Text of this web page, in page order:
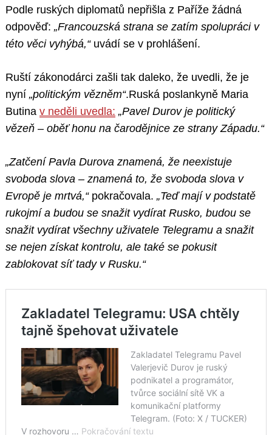
Podle ruských diplomatů nepřišla z Paříže žádná
odpověď: „Francouzská strana se zatím spolupráci v
této věci vyhýbá,“ uvádí se v prohlášení.
Ruští zákonodárci zašli tak daleko, že uvedli, že je
nyní „politickým vězněm“.Ruská poslankyně Maria
Butina v neděli uvedla: „Pavel Durov je politický
vězeň – oběť honu na čarodějnice ze strany Západu.“
„Zatčení Pavla Durova znamená, že neexistuje
svoboda slova – znamená to, že svoboda slova v
Evropě je mrtvá,“ pokračovala. „Teď mají v podstatě
rukojmí a budou se snažit vydírat Rusko, budou se
snažit vydírat všechny uživatele Telegramu a snažit
se nejen získat kontrolu, ale také se pokusit
zablokovat síť tady v Rusku.“